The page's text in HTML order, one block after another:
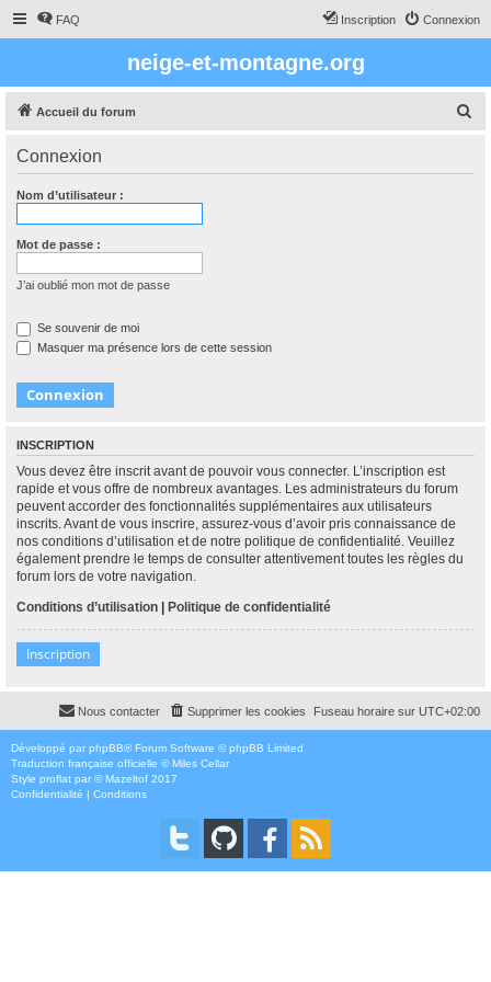
FAQ Connexion
Inscription
neige-et-montagne.org
Accueil du forum
Connexion
Nom d’utilisateur :
Mot de passe :
J’ai oublié mon mot de passe
Se souvenir de moi
Masquer ma présence lors de cette session
INSCRIPTION
Vous devez être inscrit avant de pouvoir vous connecter. L’inscription est
rapide et vous offre de nombreux avantages. Les administrateurs du forum
peuvent accorder des fonctionnalités supplémentaires aux utilisateurs
inscrits. Avant de vous inscrire, assurez-vous d’avoir pris connaissance de
nos conditions d’utilisation et de notre politique de confidentialité. Veuillez
également prendre le temps de consulter attentivement toutes les règles du
forum lors de votre navigation.
Conditions d’utilisation | Politique de confidentialité
Inscription
Fuseau horaire sur UTC+02:00
Supprimer les cookies
Nous contacter
Développé par phpBB® Forum Software © phpBB Limited
Traduction française officielle ©Miles Cellar
Style proflat par ©Mazeltof 2017
Confidentialité | Conditions